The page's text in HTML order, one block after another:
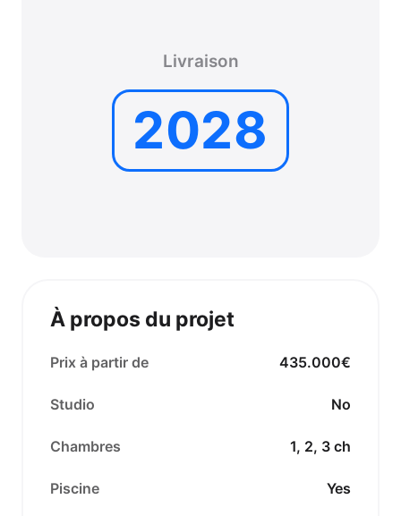
Livraison
2028
À propos du projet
Prix à partir de 435.000€
Studio No
Chambres 1, 2, 3 ch
Piscine Yes